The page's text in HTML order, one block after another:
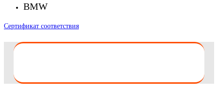
BMW
Сертификат соответствия